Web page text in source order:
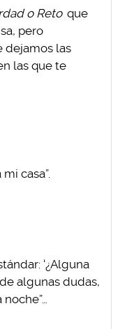
o Reto que
pero
dejamos las
las que te
casa”.
‘¿Alguna
algunas dudas,